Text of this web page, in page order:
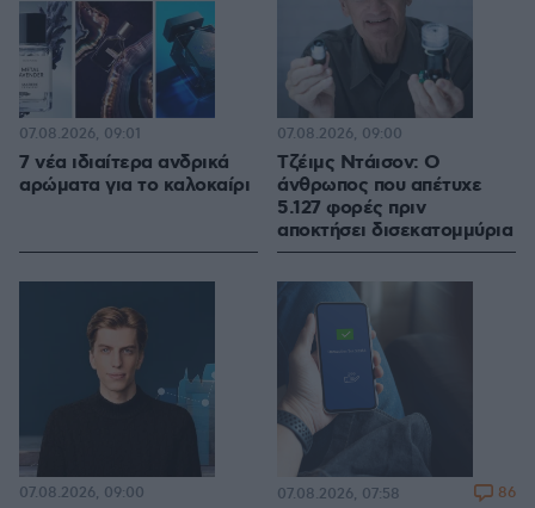
7 νέα ιδιαίτερα ανδρικά
αρώματα για το καλοκαίρι
07.08.2026, 09:01
Τζέιμς Ντάισον: Ο
άνθρωπος που απέτυχε
5.127 φορές πριν
αποκτήσει δισεκατομμύρια
07.08.2026, 09:00
07.08.2026, 09:00 07.08.2026, 07:58 86